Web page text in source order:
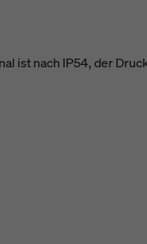
ist nach IP54, der